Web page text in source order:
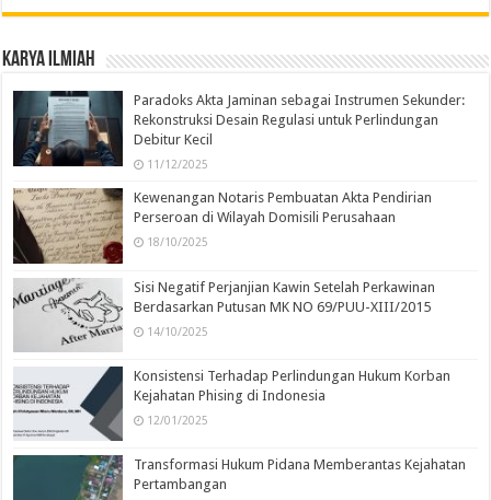
Karya Ilmiah
Paradoks Akta Jaminan sebagai Instrumen Sekunder:
Rekonstruksi Desain Regulasi untuk Perlindungan
Debitur Kecil
11/12/2025
Kewenangan Notaris Pembuatan Akta Pendirian
Perseroan di Wilayah Domisili Perusahaan
18/10/2025
Sisi Negatif Perjanjian Kawin Setelah Perkawinan
Berdasarkan Putusan MK NO 69/PUU-XIII/2015
14/10/2025
Konsistensi Terhadap Perlindungan Hukum Korban
Kejahatan Phising di Indonesia
12/01/2025
Transformasi Hukum Pidana Memberantas Kejahatan
Pertambangan